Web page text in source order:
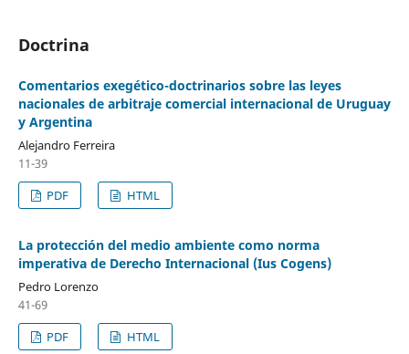
Doctrina
Comentarios exegético-doctrinarios sobre las leyes
nacionales de arbitraje comercial internacional de Uruguay
y Argentina
Alejandro Ferreira
11-39
PDF
HTML
La protección del medio ambiente como norma
imperativa de Derecho Internacional (Ius Cogens)
Pedro Lorenzo
41-69
PDF
HTML